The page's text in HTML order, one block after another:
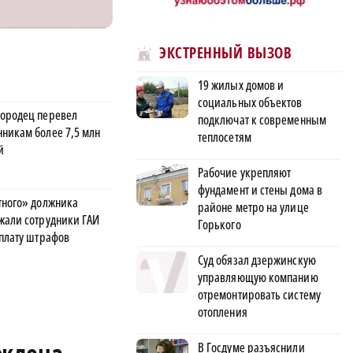
перевел
более 7,5 млн
должника
сотрудники ГАИ
штрафов
ЭКСТРЕННЫЙ ВЫЗОВ
19 жилых домов и
социальных объектов
подключат к современным
теплосетям
Рабочие укрепляют
фундамент и стены дома в
районе метро на улице
Горького
Суд обязал дзержинскую
управляющую компанию
отремонтировать систему
отопления
В Госдуме разъяснили